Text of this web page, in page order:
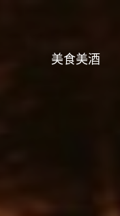
美食美酒